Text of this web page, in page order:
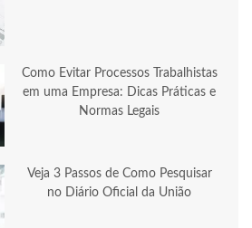
Como Evitar Processos Trabalhistas
em uma Empresa: Dicas Práticas e
Normas Legais
Veja 3 Passos de Como Pesquisar
no Diário Oficial da União